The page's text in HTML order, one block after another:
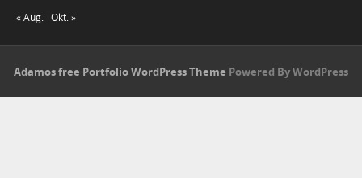
« Aug. Okt. »
Adamos free Portfolio WordPress Theme Powered By WordPress